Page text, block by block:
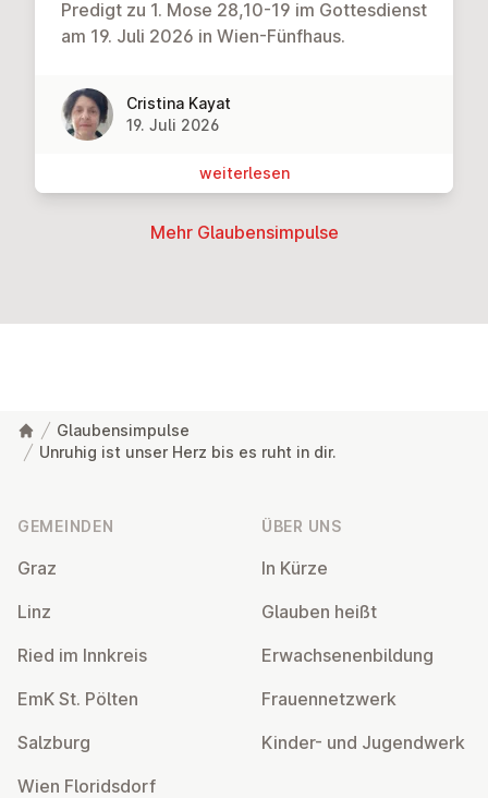
Predigt zu 1. Mose 28,10-19 im Gottesdienst
am 19. Juli 2026 in Wien-Fünfhaus.
Cristina Kayat
19. Juli 2026
wei­ter­le­sen
Mehr Glau­bens­im­pul­se
Glaubensimpulse
Unruhig ist unser Herz bis es ruht in dir.
GEMEINDEN
Graz
Linz
Ried im Innkreis
EmK St. Pölten
Salzburg
Wien Flo­rids­dorf
ÜBER UNS
In Kürze
Glauben heißt
Er­wach­se­nen­bil­dung
Frau­en­netz­werk
Kinder- und Ju­gend­werk